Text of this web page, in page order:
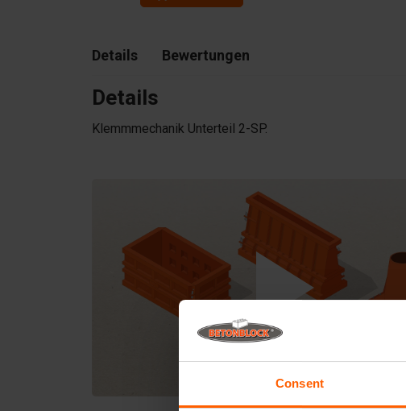
Consent
Details Bewertungen
Details
Klemmmechanik Unterteil 2-SP.